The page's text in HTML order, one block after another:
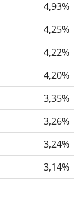
4,93%
4,25%
4,22%
4,20%
3,35%
3,26%
3,24%
3,14%